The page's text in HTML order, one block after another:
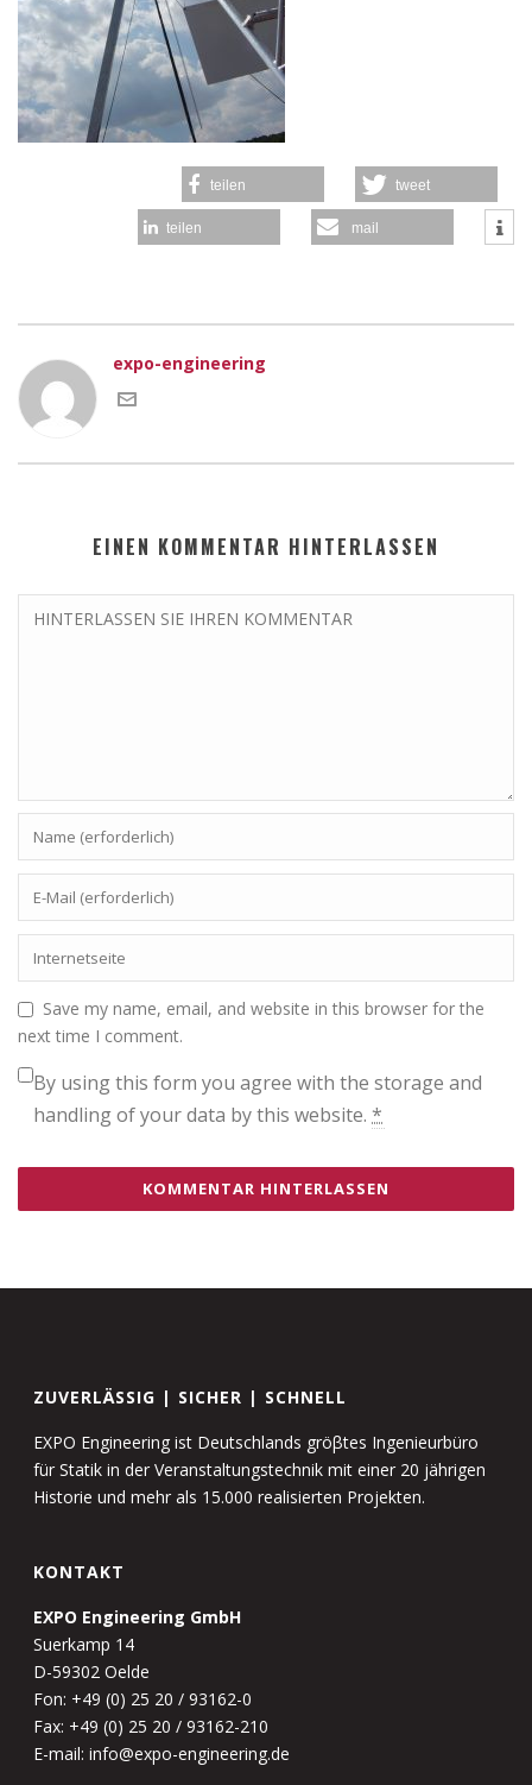
teilen tweet
teilen mail
expo-engineering
EINEN KOMMENTAR HINTERLASSEN
Save my name, email, and website in this browser for the
next time I comment.
By using this form you agree with the storage and
handling of your data by this website. *
ZUVERLÄSSIG | SICHER | SCHNELL
EXPO Engineering ist Deutschlands gröβtes Ingenieurbüro
für Statik in der Veranstaltungstechnik mit einer 20 jährigen
Historie und mehr als 15.000 realisierten Projekten.
KONTAKT
EXPO Engineering GmbH
Suerkamp 14
D-59302 Oelde
Fon: +49 (0) 25 20 / 93162-0
Fax: +49 (0) 25 20 / 93162-210
E-mail: info@expo-engineering.de